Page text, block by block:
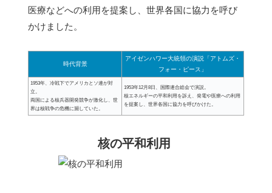
医療などへの利用を提案し、世界各国に協力を呼び
かけました。
時代背景
アイゼンハワー大統領の演説「アトムズ・
フォー・ピース」
1953年、冷戦下でアメリカとソ連が対
立。
両国による核兵器開発競争が激化し、世
界は核戦争の危機に瀕していた。
1953年12月8日、国際連合総会で演説。
核エネルギーの平和利用を訴え、発電や医療への利用
を提案し、世界各国に協力を呼びかけた。
核の平和利用